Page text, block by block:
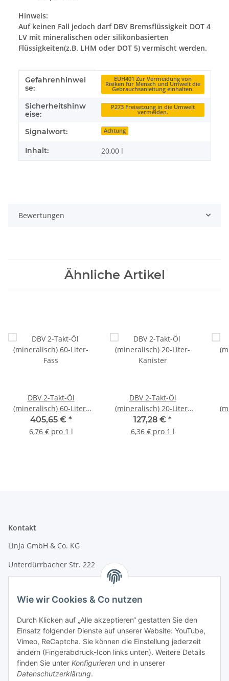
Wie wir Cookies & Co nutzen
Durch Klicken auf „Alle akzeptieren“ gestatten Sie den
Einsatz folgender Dienste auf unserer Website: YouTube,
Vimeo, ReCaptcha. Sie können die Einstellung jederzeit
ändern (Fingerabdruck-Icon links unten). Weitere Details
finden Sie unter Konfigurieren und in unserer
Datenschutzerklärung.
Hinweis:
Auf keinen Fall jedoch darf DBV Bremsflüssigkeit DOT 4
LV mit mineralischen oder silikonbasierten
Flüssigkeiten(z.B. LHM oder DOT 5) vermischt werden.
Produkteigenschaft
Wert
Gefahrenhinwei
se:
EUH401 Zur Vermeidung von
Risiken für Mensch und Umwelt die
Gebrauchsanleitung einhalten.
Sicherheitshinw
eise:
P273 Freisetzung in die Umwelt
vermeiden.
Signalwort: Achtung
Inhalt: 20,00 l
Bewertungen
Ähnliche Artikel
DBV 2-Takt-Öl
(mineralisch) 60-Liter-
Fass
405,65 € *
6,76 € pro 1 l
DBV 2-Takt-Öl
(mineralisch) 20-Liter-
Kanister
127,28 € *
6,36 € pro 1 l
Kontakt
LinJa GmbH & Co. KG
Unterdürrbacher Str. 222
E-Mail: info@linja24.de
Tel.: +49 931 45324350
Informationen
Rechtliches